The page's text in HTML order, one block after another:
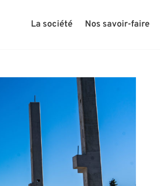
La société Nos savoir-faire